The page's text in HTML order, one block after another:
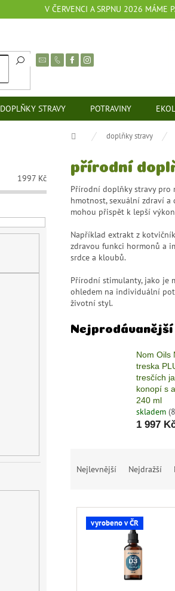
V ČERVENCI A SRPNU 2026 MÁME
DOPLŇKY STRAVY POTRAVINY
Domů doplňky stravy
1997 Kč
přírodní
Přírodní doplňky stravy pro
hmotnost, sexuální zdraví
mohou přispět k lepší
Například extrakt z
zdravou funkci hormonů a
srdce a kloubů.
Přírodní stimulanty, jako je
ohledem na individuální
životní styl.
Nejprodávanější
Nom Oils
treska
tresčích
konopí s
240 ml
skladem
1 997
a
n
Nejlevnější Nejdražší
V
vyrobeno v ČR